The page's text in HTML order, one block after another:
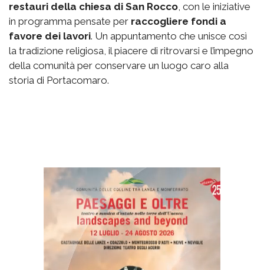
restauri della chiesa di San Rocco, con le iniziative
in programma pensate per raccogliere fondi a
favore dei lavori. Un appuntamento che unisce così
la tradizione religiosa, il piacere di ritrovarsi e l’impegno
della comunità per conservare un luogo caro alla
storia di Portacomaro.